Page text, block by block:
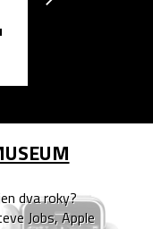
dva roky?
Jobs, Apple